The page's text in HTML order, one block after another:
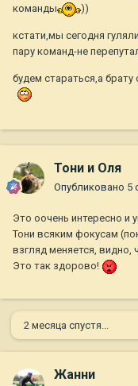
команды
))
кстати,мы сегодня
пару команд-не
будем стараться,а
Тони и Оля
Опубликовано 5
Это оочень интересно и
Тони всяким фокусам
взгляд меняется, видно,
Это так здорово!
2 месяца спустя...
Жанни